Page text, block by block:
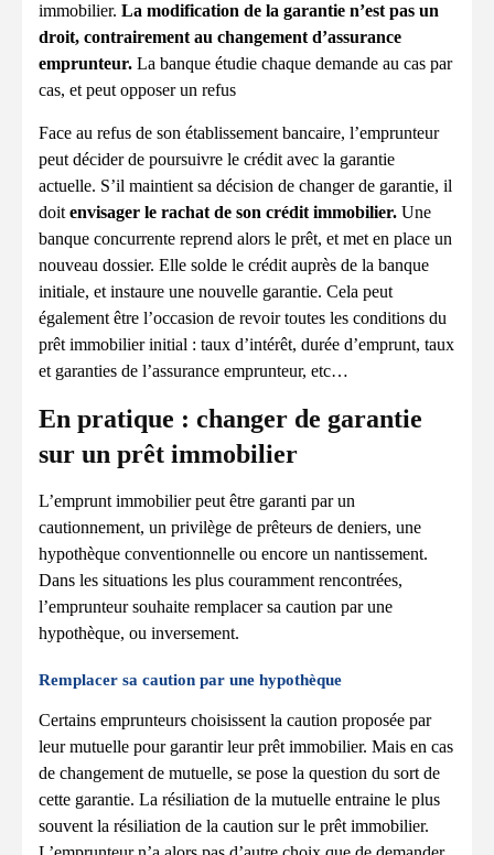
immobilier. La modification de la garantie n’est pas un
droit, contrairement au changement d’assurance
emprunteur. La banque étudie chaque demande au cas par
cas, et peut opposer un refus
Face au refus de son établissement bancaire, l’emprunteur
peut décider de poursuivre le crédit avec la garantie
actuelle. S’il maintient sa décision de changer de garantie, il
doit envisager le rachat de son crédit immobilier. Une
banque concurrente reprend alors le prêt, et met en place un
nouveau dossier. Elle solde le crédit auprès de la banque
initiale, et instaure une nouvelle garantie. Cela peut
également être l’occasion de revoir toutes les conditions du
prêt immobilier initial : taux d’intérêt, durée d’emprunt, taux
et garanties de l’assurance emprunteur, etc…
En pratique : changer de garantie
sur un prêt immobilier
L’emprunt immobilier peut être garanti par un
cautionnement, un privilège de prêteurs de deniers, une
hypothèque conventionnelle ou encore un nantissement.
Dans les situations les plus couramment rencontrées,
l’emprunteur souhaite remplacer sa caution par une
hypothèque, ou inversement.
Remplacer sa caution par une hypothèque
Certains emprunteurs choisissent la caution proposée par
leur mutuelle pour garantir leur prêt immobilier. Mais en cas
de changement de mutuelle, se pose la question du sort de
cette garantie. La résiliation de la mutuelle entraine le plus
souvent la résiliation de la caution sur le prêt immobilier.